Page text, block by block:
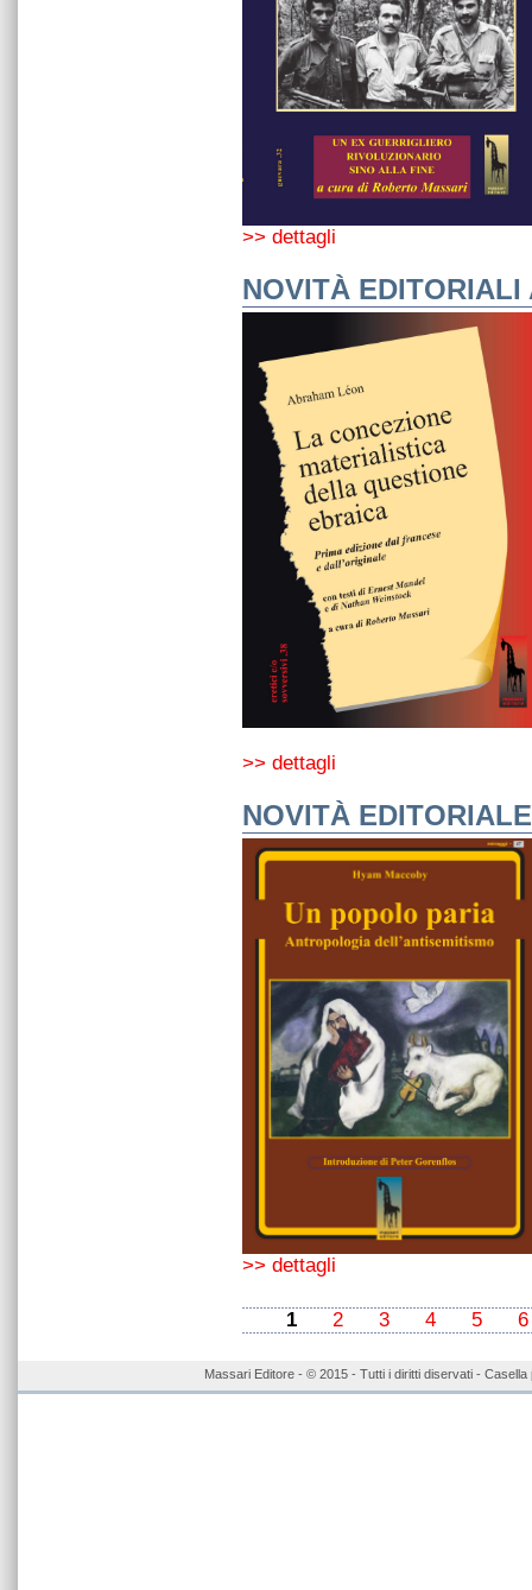
>> dettagli
NOVITÀ EDITORIALI
>> dettagli
NOVITÀ
>> dettagli
1 2 3 4 5 6
Massari Editore - © 2015 - Tutti i diritti diservati -